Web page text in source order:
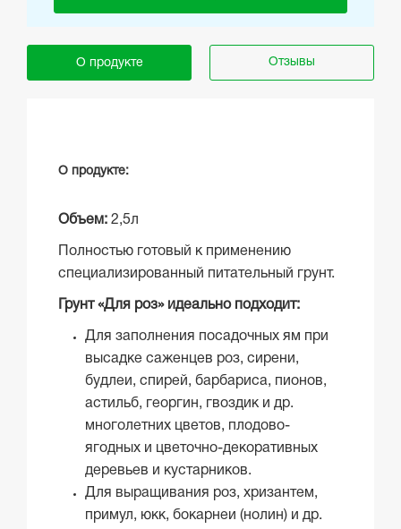
О продукте Отзывы
О продукте:
Объем: 2,5л
Полностью готовый к применению
специализированный питательный грунт.
Грунт «Для роз» идеально подходит:
Для заполнения посадочных ям при
высадке саженцев роз, сирени,
будлеи, спирей, барбариса, пионов,
астильб, георгин, гвоздик и др.
многолетних цветов, плодово-
ягодных и цветочно-декоративных
деревьев и кустарников.
Для выращивания роз, хризантем,
примул, юкк, бокарнеи (нолин) и др.